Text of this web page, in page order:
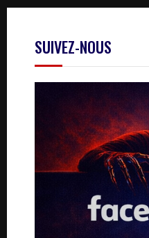
SUIVEZ-NOUS